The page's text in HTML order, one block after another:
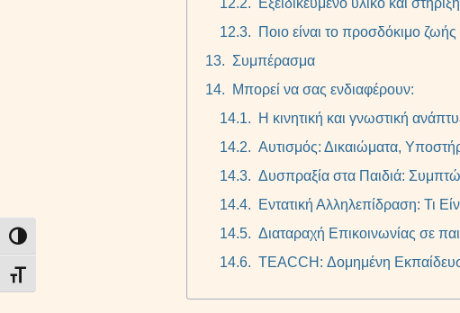
Εναλλαγή Υψηλής Αντίθεσης
Εναλλαγή Μεγέθους Γραμμάτων
Εξειδικευμένο υλικό και στήριξη
Ποιο είναι το προσδόκιμο
Συμπέρασμα
Μπορεί να σας ενδιαφέρουν:
Η κινητική και γνωστική
Αυτισμός: Δικαιώματα,
Δυσπραξία στα Παιδιά:
Εντατική Αλληλεπίδραση: Τι
Διαταραχή Επικοινωνίας σε
TEACCH: Δομημένη